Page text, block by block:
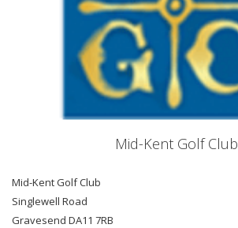
Mid-Kent Golf Club
Mid-Kent Golf Club
Singlewell Road
Gravesend DA11 7RB